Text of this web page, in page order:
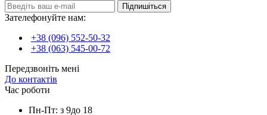
Підпишіться
Зателефонуйте нам:
+38 (096) 552-50-32
+38 (063) 545-00-72
Передзвоніть мені
До контактів
Час роботи
Пн-Пт: з 9до 18